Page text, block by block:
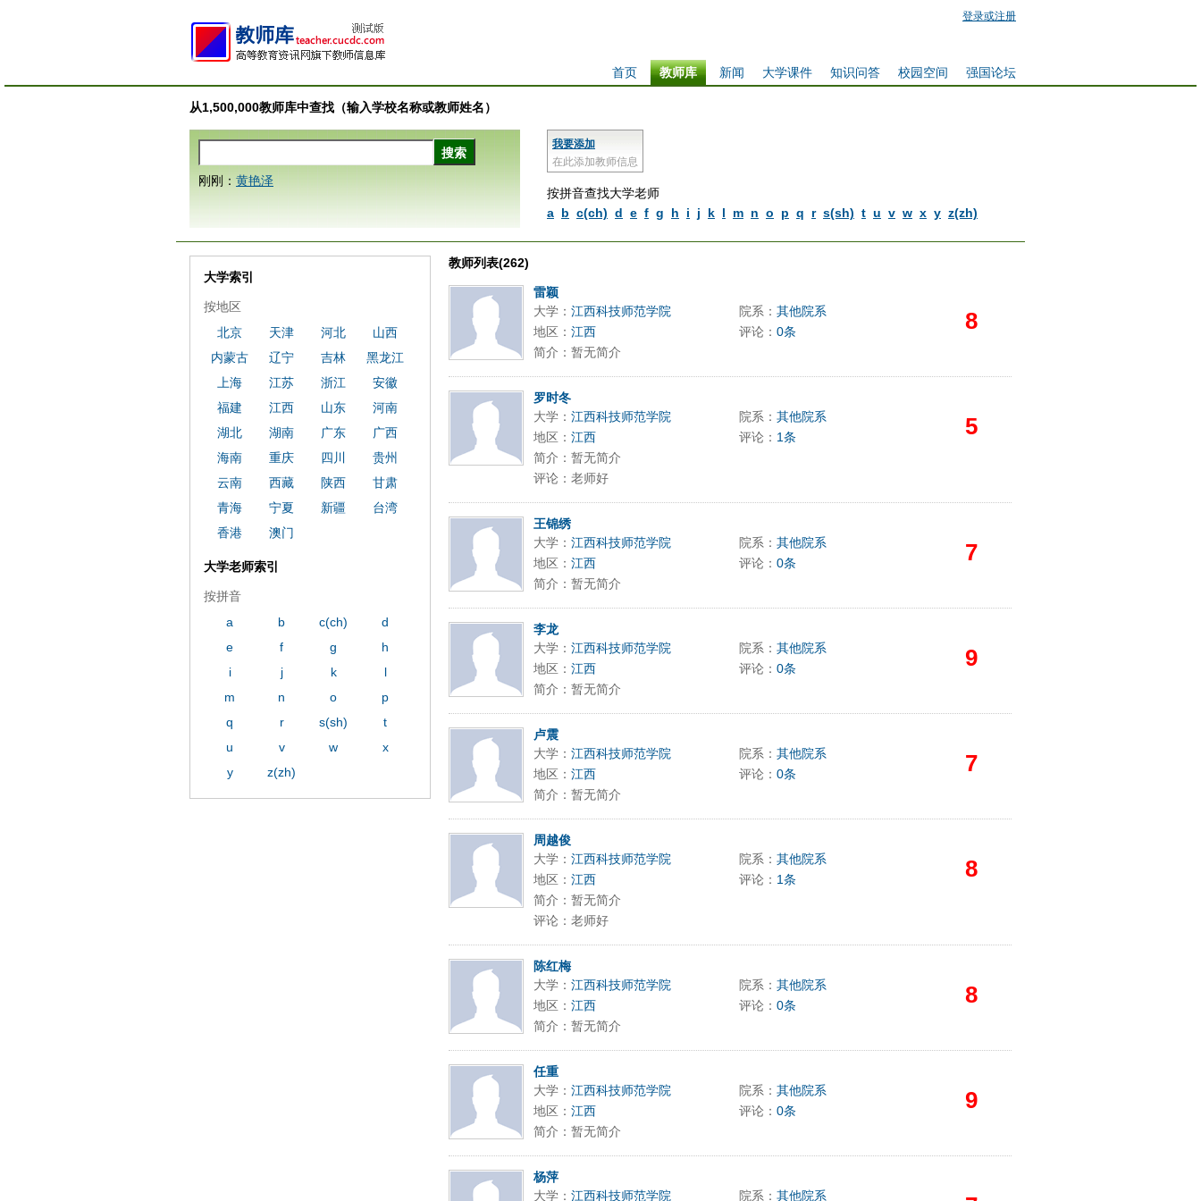
登录或注册
强国论坛
校园空间
知识问答
大学课件
新闻
教师库
首页
从1,500,000教师库中查找（输入学校名称或教师姓名）
我要添加
在此添加教师信息
按拼音查找大学老师
a b c(ch) d e f g h i j k l m n o p q r s(sh) t u v w x y z(zh)
刚刚： 黄艳泽
教师列表(262)
雷颖
大学： 江西科技师范学院 院系： 其他院系 8
地区： 江西 评论： 0条
简介：暂无简介
罗时冬
大学： 江西科技师范学院 院系： 其他院系 5
地区： 江西 评论： 1条
简介：暂无简介
评论：老师好
王锦绣
大学： 江西科技师范学院 院系： 其他院系 7
地区： 江西 评论： 0条
简介：暂无简介
李龙
大学： 江西科技师范学院 院系： 其他院系 9
地区： 江西 评论： 0条
简介：暂无简介
卢震
大学： 江西科技师范学院 院系： 其他院系 7
地区： 江西 评论： 0条
简介：暂无简介
周越俊
大学： 江西科技师范学院 院系： 其他院系 8
地区： 江西 评论： 1条
简介：暂无简介
评论：老师好
陈红梅
大学： 江西科技师范学院 院系： 其他院系 8
地区： 江西 评论： 0条
简介：暂无简介
任重
大学： 江西科技师范学院 院系： 其他院系 9
地区： 江西 评论： 0条
简介：暂无简介
杨萍
大学： 江西科技师范学院 院系： 其他院系
大学索引
按地区
北京
天津 河北
山西
内蒙古
辽宁 吉林
黑龙江
上海
江苏 浙江
安徽
福建
江西 山东
河南
湖北
湖南 广东
广西
海南
重庆 四川
贵州
云南
西藏 陕西
甘肃
青海
宁夏 新疆
台湾
香港
澳门
大学老师索引
按拼音
a
b c(ch)
d
e
f g
h
i
j k
l
m
n o
p
q
r s(sh)
t
u
v w
x
y
z(zh)